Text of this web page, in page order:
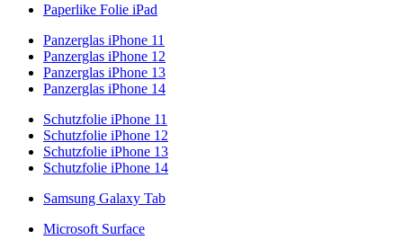
Paperlike Folie iPad
Panzerglas iPhone 11
Panzerglas iPhone 12
Panzerglas iPhone 13
Panzerglas iPhone 14
Schutzfolie iPhone 11
Schutzfolie iPhone 12
Schutzfolie iPhone 13
Schutzfolie iPhone 14
Samsung Galaxy Tab
Microsoft Surface